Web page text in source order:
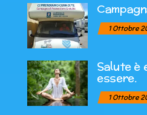
1 Ottobre
Salute è
essere.
1 Ottobre